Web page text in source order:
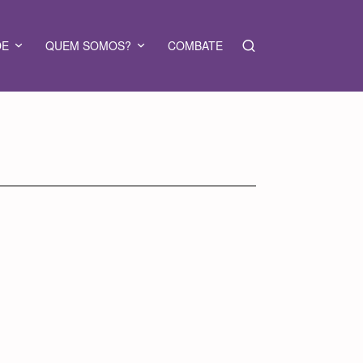
QUEM SOMOS? COMBATE